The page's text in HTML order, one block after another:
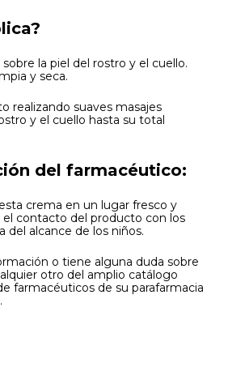
la piel del rostro y el cuello.
y seca.
realizando suaves masajes
y el cuello hasta su total
del farmacéutico:
crema en un lugar fresco y
el contacto del producto con los
del alcance de los niños.
o tiene alguna duda sobre
otro del amplio catálogo
farmacéuticos de su parafarmacia